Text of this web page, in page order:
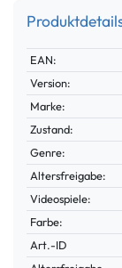
Technisches
Merkmal
Wert
EAN:
Version:
Marke:
Zustand:
Genre:
Altersfreigabe:
Videospiele:
Farbe:
Technisches
Merkmal
Wert
Art.-ID